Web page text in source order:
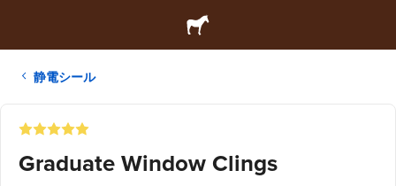
静電シール
Graduate Window Clings